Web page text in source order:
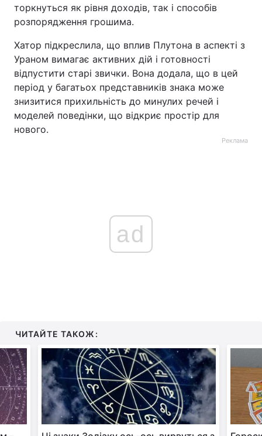
торкнуться як рівня доходів, так і способів
розпорядження грошима.
Хатор підкреслила, що вплив Плутона в аспекті з
Ураном вимагає активних дій і готовності
відпустити старі звички. Вона додала, що в цей
період у багатьох представників знака може
знизитися прихильність до минулих речей і
моделей поведінки, що відкриє простір для
нового.
Реклама
ad
ЧИТАЙТЕ ТАКОЖ: